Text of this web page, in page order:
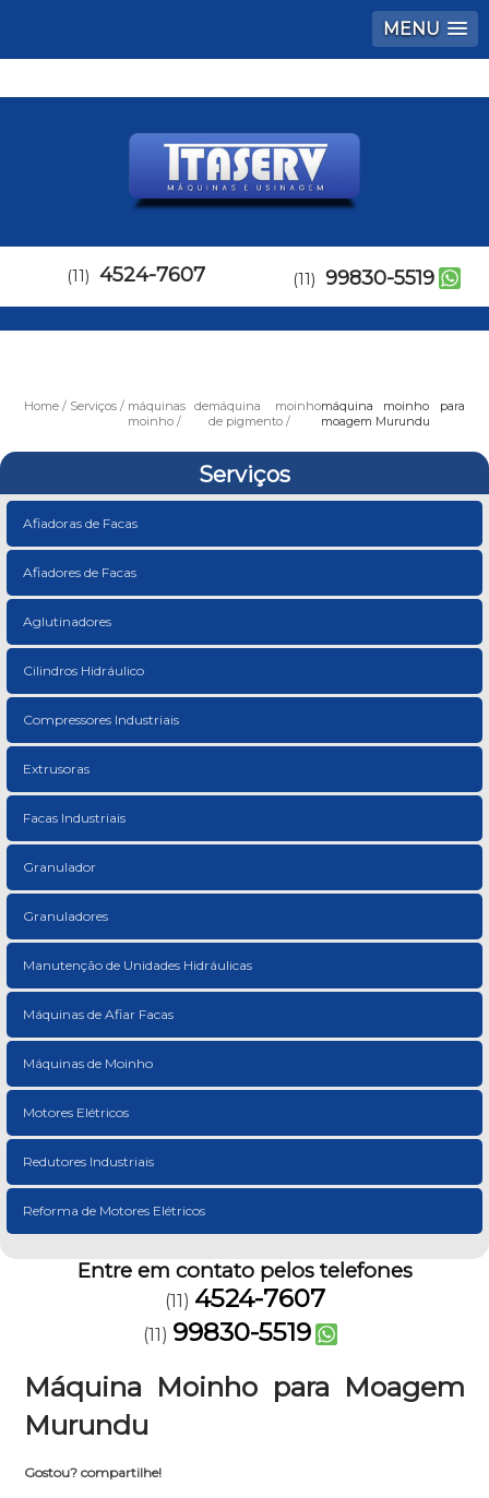
MENU
(11) 4524-7607 (11) 99830-5519
Home Serviços
máquinas de
moinho
máquina moinho
de pigmento
máquina moinho para
moagem Murundu
Serviços
Afiadoras de Facas
Afiadores de Facas
Aglutinadores
Cilindros Hidráulico
Compressores Industriais
Extrusoras
Facas Industriais
Granulador
Granuladores
Manutenção de Unidades Hidráulicas
Máquinas de Afiar Facas
Máquinas de Moinho
Motores Elétricos
Redutores Industriais
Reforma de Motores Elétricos
Entre em contato pelos telefones
(11) 4524-7607
(11) 99830-5519
Máquina Moinho para Moagem
Murundu
Gostou? compartilhe!